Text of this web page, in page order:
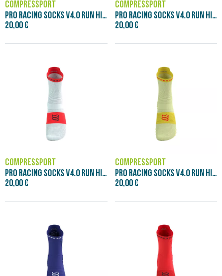
COMPRESSPORT
PRO RACING SOCKS V4.0 RUN HIGH - BLACK/W
20,00 €
COMPRESSPORT
PRO RACING SOCKS V4.0 RUN HIGH - WHITE/B
20,00 €
COMPRESSPORT
PRO RACING SOCKS V4.0 RUN HIGH - WHITE/F
20,00 €
COMPRESSPORT
PRO RACING SOCKS V4.0 RUN HIGH - YELLOW/
20,00 €